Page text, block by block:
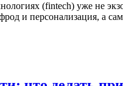
(fintech) уже не
и персонализация, а